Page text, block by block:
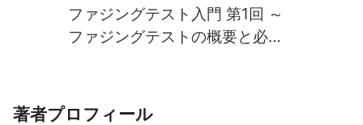
ファジングテスト入門 第1回 ～
ファジングテストの概要と必要
著者プロフィール